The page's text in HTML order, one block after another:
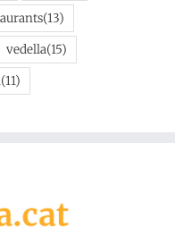
(13)
vedella(15)
(11)